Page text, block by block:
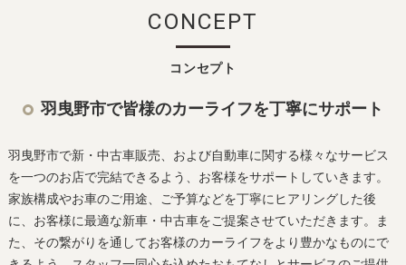
コンセプト
CONCEPT
羽曳野市で皆様のカーライフを丁寧にサポート
羽曳野市で新・中古車販売、および自動車に関する様々なサービス
を一つのお店で完結できるよう、お客様をサポートしていきます。
家族構成やお車のご用途、ご予算などを丁寧にヒアリングした後
に、お客様に最適な新車・中古車をご提案させていただきます。ま
た、その繋がりを通してお客様のカーライフをより豊かなものにで